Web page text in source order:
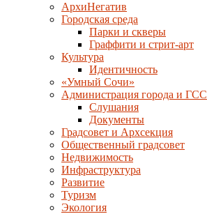
АрхиНегатив
Городская среда
Парки и скверы
Граффити и стрит-арт
Культура
Идентичность
«Умный Сочи»
Администрация города и ГСС
Слушания
Документы
Градсовет и Архсекция
Общественный градсовет
Недвижимость
Инфраструктура
Развитие
Туризм
Экология